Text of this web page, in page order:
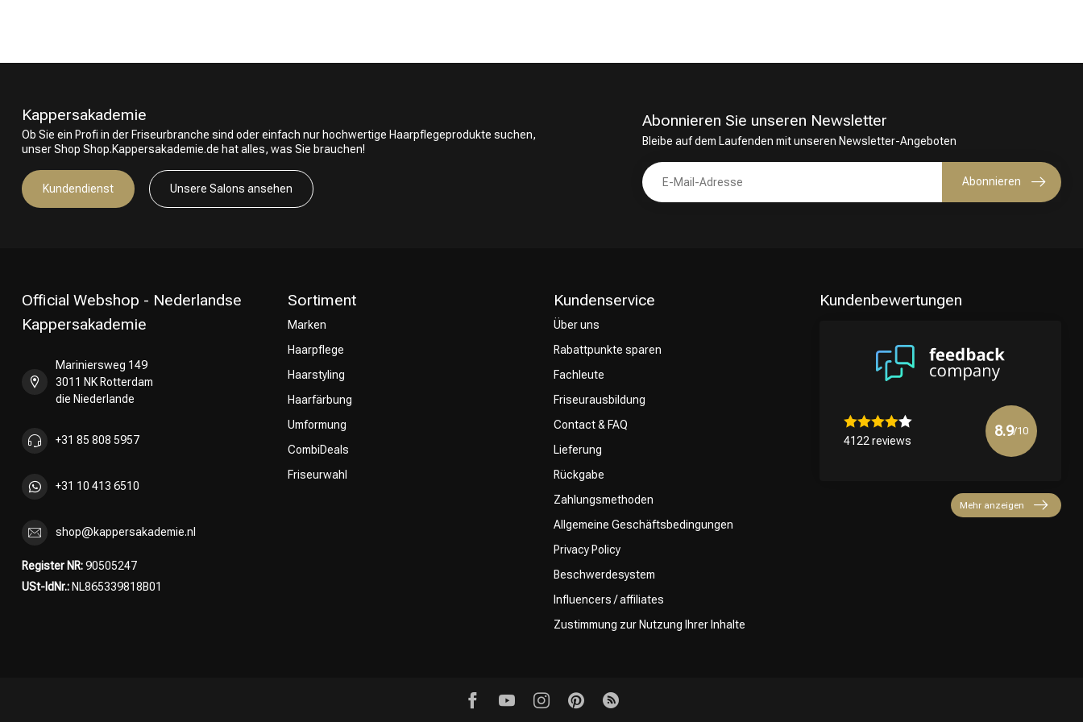
Umformung CombiDeals Friseurwahl
Kappersakademie
Ob Sie ein Profi in der Friseurbranche sind oder einfach nur hochwertige Haarpflegeprodukte suchen,
unser Shop Shop.Kappersakademie.de hat alles, was Sie brauchen!
Kundendienst Unsere Salons ansehen
Abonnieren Sie unseren Newsletter
Bleibe auf dem Laufenden mit unseren Newsletter-Angeboten
Abonnieren
Official Webshop - Nederlandse
Kappersakademie
Mariniersweg 149
3011 NK Rotterdam
die Niederlande
+31 85 808 5957
+31 10 413 6510
shop@kappersakademie.nl
Register NR:90505247
USt-IdNr.: NL865339818B01
Sortiment
Marken
Haarpflege
Haarstyling
Haarfärbung
Umformung
CombiDeals
Friseurwahl
Kundenservice
Über uns
Rabattpunkte sparen
Fachleute
Friseurausbildung
Contact & FAQ
Lieferung
Rückgabe
Zahlungsmethoden
Allgemeine Geschäftsbedingungen
Privacy Policy
Beschwerdesystem
Influencers / affiliates
Zustimmung zur Nutzung Ihrer Inhalte
Kundenbewertungen
4122 reviews
8.9/10
Mehr anzeigen